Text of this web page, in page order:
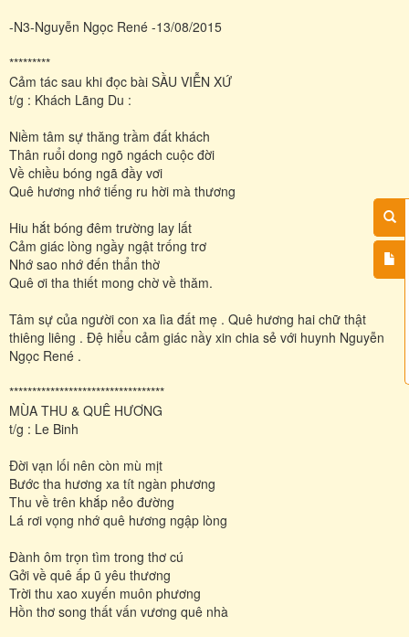
-N3-Nguyễn Ngọc René -13/08/2015
*********
Cảm tác sau khi đọc bài SẦU VIỄN XỨ
t/g : Khách Lãng Du :
Niềm tâm sự thăng trầm đất khách
Thân ruổi dong ngõ ngách cuộc đời
Về chiều bóng ngã đầy vơi
Quê hương nhớ tiếng ru hời mà thương
Hiu hắt bóng đêm trường lay lất
Cảm giác lòng ngầy ngật trống trơ
Nhớ sao nhớ đến thẩn thờ
Quê ơi tha thiết mong chờ về thăm.
Tâm sự của người con xa lìa đất mẹ . Quê hương hai chữ thật
thiêng liêng . Đệ hiểu cảm giác nầy xin chia sẻ với huynh Nguyễn
Ngọc René .
**********************************
MÙA THU & QUÊ HƯƠNG
t/g : Le Binh
Đời vạn lối nên còn mù mịt
Bước tha hương xa tít ngàn phương
Thu về trên khắp nẻo đường
Lá rơi vọng nhớ quê hương ngập lòng
Đành ôm trọn tìm trong thơ cú
Gởi về quê ấp ũ yêu thương
Trời thu xao xuyến muôn phương
Hồn thơ song thất vấn vương quê nhà